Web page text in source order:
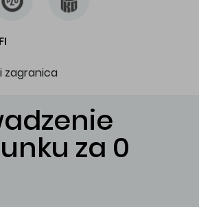
zagranica
za 0